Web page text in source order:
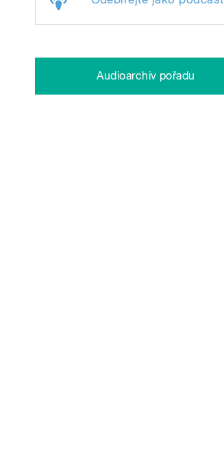
Audioarchiv pořadu